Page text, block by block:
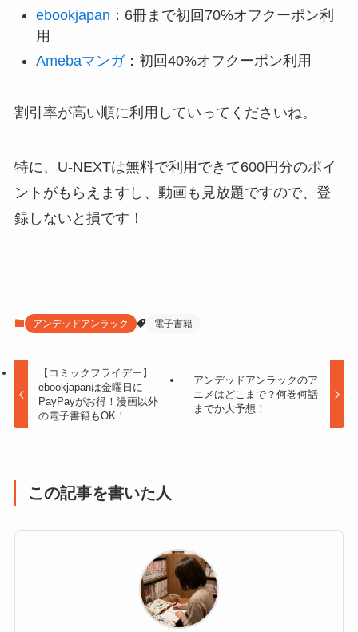
ebookjapan ：6冊まで初回70%オフクーポン利
用
Amebaマンガ：初回40%オフクーポン利用
割引率が高い順に利用していってくださいね。
特に、U-NEXTは無料で利用できて600円分のポイ
ントがもらえますし、動画も見放題ですので、登
録しないと損です！
アンデッドアンラック 電子書籍
【コミックフライデー】
ebookjapanは金曜日に
PayPayがお得！漫画以外
の電子書籍もOK！
アンデッドアンラックのア
ニメはどこまで？何巻何話
までか大予想！
この記事を書いた人